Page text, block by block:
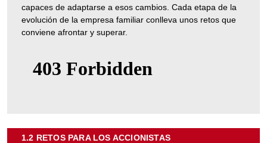
capaces de adaptarse a esos cambios. Cada etapa de la
evolución de la empresa familiar conlleva unos retos que
conviene afrontar y superar.
1.2 RETOS PARA LOS ACCIONISTAS